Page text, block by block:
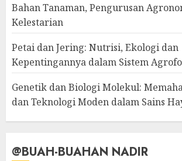
Bahan Tanaman, Pengurusan
Kelestarian
Petai dan Jering: Nutrisi, Ekologi dan
Kepentingannya dalam Sistem
Genetik dan Biologi Molekul:
dan Teknologi Moden dalam Sains
@BUAH-BUAHAN NADIR